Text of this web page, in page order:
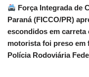
Força Integrada de
Paraná (FICCO/PR)
escondidos em carreta
motorista foi preso em
Polícia Rodoviária